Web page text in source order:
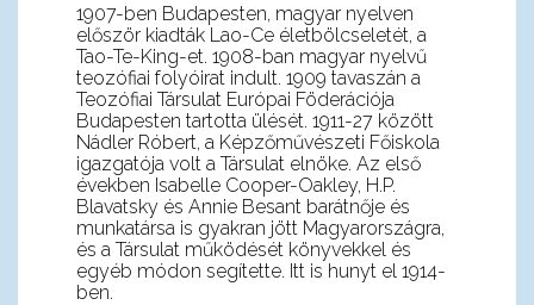
1907-ben Budapesten, magyar nyelven
először kiadták Lao-Ce életbölcseletét, a
Tao-Te-King-et. 1908-ban magyar nyelvű
teozófiai folyóirat indult. 1909 tavaszán a
Teozófiai Társulat Európai Föderációja
Budapesten tartotta ülését. 1911-27 között
Nádler Róbert, a Képzőművészeti Főiskola
igazgatója volt a Társulat elnöke. Az első
években Isabelle Cooper-Oakley, H.P.
Blavatsky és Annie Besant barátnője és
munkatársa is gyakran jött Magyarországra,
és a Társulat működését könyvekkel és
egyéb módon segítette. Itt is hunyt el 1914-
ben.